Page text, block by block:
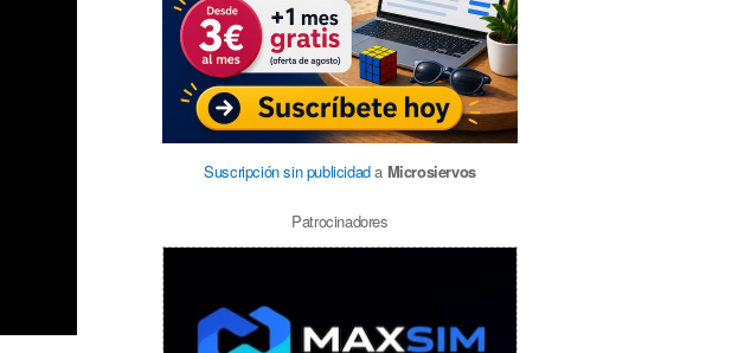
Suscripción sin publicidada Microsiervos
Patrocinadores